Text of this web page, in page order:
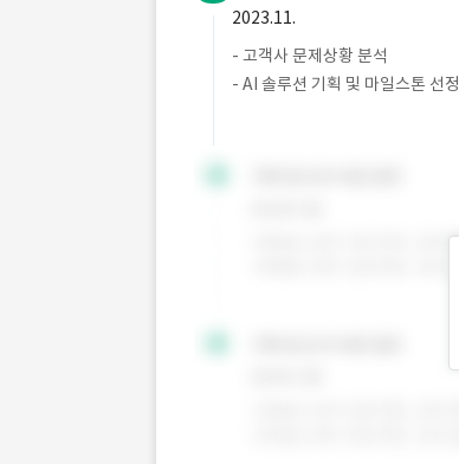
2023.11.
- 고객사 문제상황 분석
- AI 솔루션 기획 및 마일스톤 선정